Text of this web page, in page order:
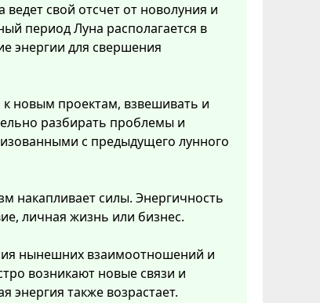
ведет свой отсчет от новолуния и
период Луна располагается в
энергии для свершения
новым проектам, взвешивать и
разбирать проблемы и
с предыдущего лунного
накапливает силы. Энергичность
личная жизнь или бизнес.
нынешних взаимоотношений и
возникают новые связи и
энергия также возрастает.